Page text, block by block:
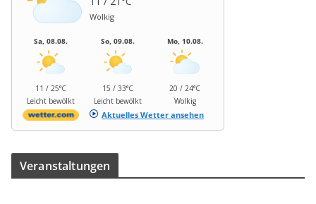
Wolkig
Sa, 08.08.
11 / 25°C
Leicht bewölkt
So, 09.08.
15 / 33°C
Leicht bewölkt
Mo, 10.08.
20 / 24°C
Wolkig
Aktuelles Wetter ansehen
Ver­an­stal­tun­gen